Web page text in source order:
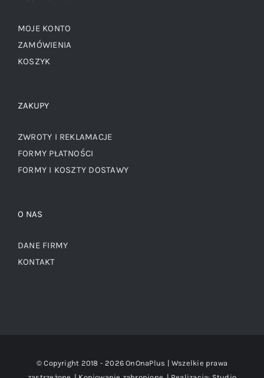
MOJE KONTO
ZAMÓWIENIA
KOSZYK
ZAKUPY
ZWROTY I REKLAMACJE
FORMY PŁATNOŚCI
FORMY I KOSZTY DOSTAWY
O NAS
DANE FIRMY
KONTAKT
© Copyright 2018 - 2026 OnOnaPlus | Wszelkie prawa